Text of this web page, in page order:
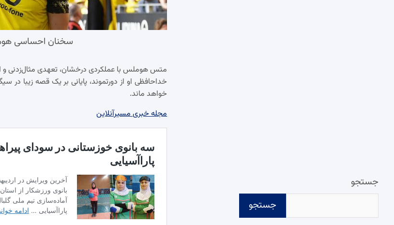
سخنان احساسی
متس هوملس با عملکردی درخشان، تعهدی مثال‌زدنی و
خداحافظی او از دورتموند، پایانی بر یک قصه زیبا در
خواهد ماند.
مجله خبری مسیرآنلاین
جستجو
جستجو